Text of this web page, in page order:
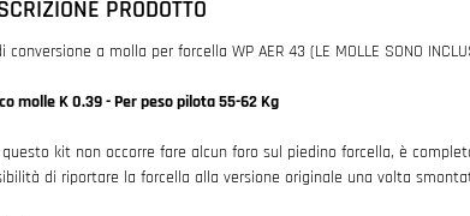
PRODOTTO
conversione a molla per forcella WP AER 43 (LE MOLLE SONO
molle K 0.39 - Per peso pilota 55-62 Kg
questo kit non occorre fare alcun foro sul piedino forcella, è
di riportare la forcella alla versione originale una volta